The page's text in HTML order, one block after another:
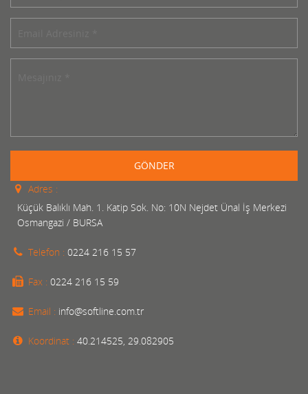
GÖNDER
Adres :
Küçük Balıklı Mah. 1. Katip Sok. No: 10N Nejdet Ünal İş Merkezi
Osmangazi / BURSA
Telefon : 0224 216 15 57
Fax : 0224 216 15 59
Email : info@softline.com.tr
Koordinat : 40.214525, 29.082905